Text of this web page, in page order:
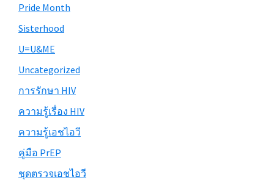
Pride Month
Sisterhood
U=U&ME
Uncategorized
การรักษา HIV
ความรู้เรื่อง HIV
ความรู้เอชไอวี
คู่มือ PrEP
ชุดตรวจเอชไอวี